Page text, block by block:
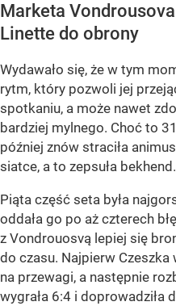
Marketa
Linette do obrony
Wydawało się, że w tym
rytm, który pozwoli jej
spotkaniu, a może nawet
bardziej mylnego. Choć to
później znów straciła
siatce, a to zepsuła
Piąta część seta była
oddała go po aż czterech
z Vondrouosvą lepiej się
do czasu. Najpierw Czeszka
na przewagi, a następnie
wygrała 6:4 i doprowadziła